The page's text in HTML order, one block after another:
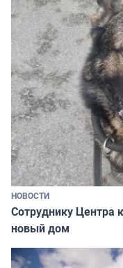
НОВОСТИ
Сотруднику Центра
новый дом